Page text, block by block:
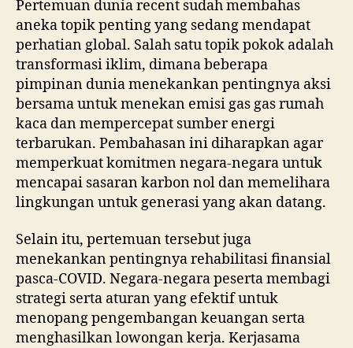
Pertemuan dunia recent sudah membahas
aneka topik penting yang sedang mendapat
perhatian global. Salah satu topik pokok adalah
transformasi iklim, dimana beberapa
pimpinan dunia menekankan pentingnya aksi
bersama untuk menekan emisi gas gas rumah
kaca dan mempercepat sumber energi
terbarukan. Pembahasan ini diharapkan agar
memperkuat komitmen negara-negara untuk
mencapai sasaran karbon nol dan memelihara
lingkungan untuk generasi yang akan datang.
Selain itu, pertemuan tersebut juga
menekankan pentingnya rehabilitasi finansial
pasca-COVID. Negara-negara peserta membagi
strategi serta aturan yang efektif untuk
menopang pengembangan keuangan serta
menghasilkan lowongan kerja. Kerjasama